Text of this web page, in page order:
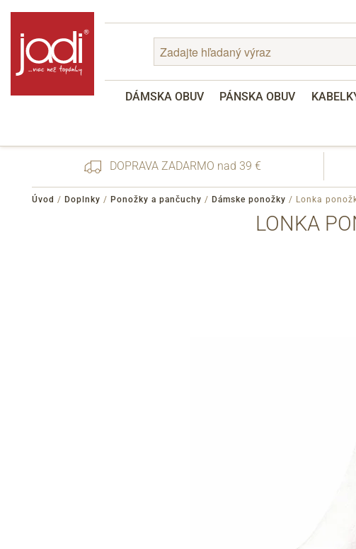
DÁMSKA OBUV PÁNSKA OBUV
DOPRAVA ZADARMO nad 39 €
Úvod / Doplnky / Ponožky a pančuchy / Dámske ponožky / Lonka
LONKA